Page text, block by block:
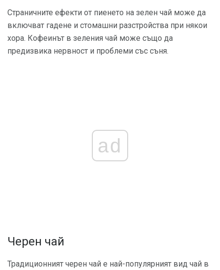
Страничните ефекти от пиенето на зелен чай може да
включват гадене и стомашни разстройства при някои
хора. Кофеинът в зеления чай може също да
предизвика нервност и проблеми със съня.
ad
Черен чай
Традиционният черен чай е най-популярният вид чай в